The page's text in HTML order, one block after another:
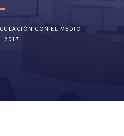
CON EL MEDIO
2017